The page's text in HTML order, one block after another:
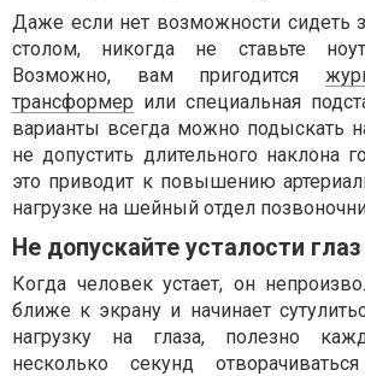
Даже если нет возможности сидеть
столом, никогда не ставьте
Возможно, вам пригодится
трансформер или специальная
варианты всегда можно подыскать
не допустить длительного наклона
это приводит к повышению
нагрузке на шейный отдел
Не допускайте усталости глаз
Когда человек устает, он
ближе к экрану и начинает
нагрузку на глаза, полезно
несколько секунд